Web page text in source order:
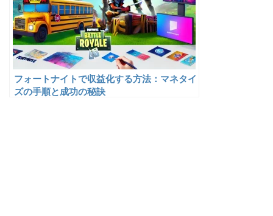
フォートナイトで収益化する方法：マネタイ
ズの手順と成功の秘訣